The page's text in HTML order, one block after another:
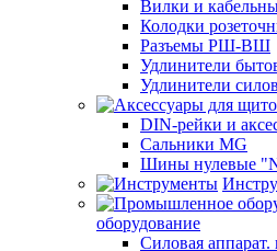
Вилки и
Колодки
Разъемы РШ-ВШ
Удлинители
Удлинители
DIN-рейки и
Сальники MG
Шины нулевые
оборудование
Силовая